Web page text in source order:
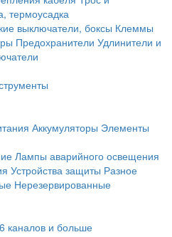
термоусадка
выключатели, боксы Клеммы
Предохранители Удлинители и
Аккумуляторы Элементы
Лампы аварийного освещения
Устройства защиты Разное
Нерезервированные
каналов и больше